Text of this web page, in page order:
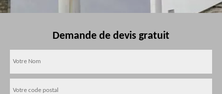
Demande de devis gratuit